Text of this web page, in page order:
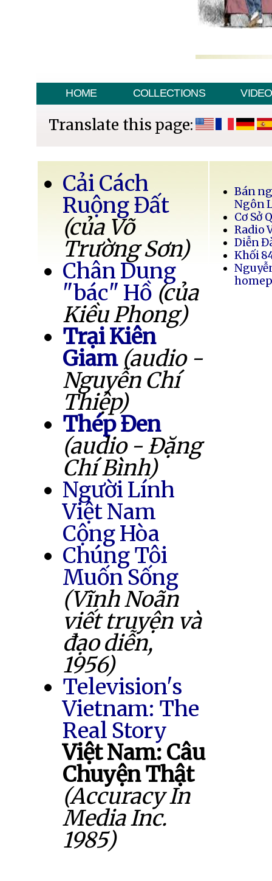
HOME COLLECTIONS VIDEO
Translate this page:
Cải Cách
Ruộng Đất
(của Võ
Trường Sơn)
Chân Dung
"bác" Hồ (của
Kiều Phong)
Trại Kiên
Giam (audio -
Nguyễn Chí
Thiệp)
Thép Đen
(audio - Đặng
Chí Bình)
Người Lính
Việt Nam
Cộng Hòa
Chúng Tôi
Muốn Sống
(Vĩnh Noãn
viết truyện và
đạo diễn,
1956)
Television's
Vietnam: The
Real Story
Việt Nam: Câu
Chuyện Thật
(Accuracy In
Media Inc.
1985)
Bán
Ngôn
Cơ Sở
Radio
Diễn
Khối